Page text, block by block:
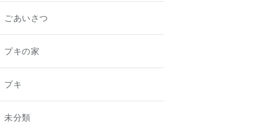
ごあいさつ
プキの家
プキ
未分類